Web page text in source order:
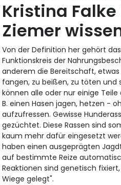
Kristina
Ziemer
Von der Definition her gehört
Funktionskreis der
anderem die Bereitschaft,
fangen, zu beißen, zu töten und
können alle oder nur einige
B. einen Hasen jagen, hetzen -
aufzufressen. Gewisse
gezüchtet. Diese Rassen sind
kaum mehr dafür eingesetzt
haben einen ausgeprägten
auf bestimmte Reize
Reaktionen sind genetisch
Wiege gelegt".